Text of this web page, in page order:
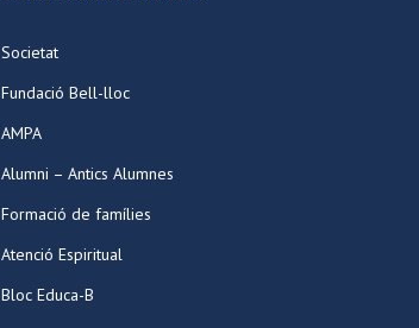
Societat
Fundació Bell-lloc
AMPA
Alumni – Antics Alumnes
Formació de famílies
Atenció Espiritual
Bloc Educa-B